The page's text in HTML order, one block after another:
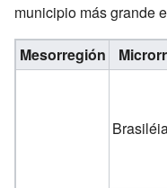
municipio más grande
Mesorregión